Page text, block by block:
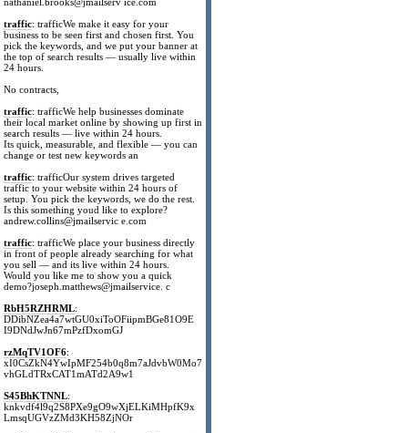
traffic: trafficWe make it easy for your
business to be seen first and chosen first. You
pick the keywords, and we put your banner at
the top of search results — usually live within
24 hours.
No contracts,
traffic: trafficWe help businesses dominate
their local market online by showing up first in
search results — live within 24 hours.
Its quick, measurable, and flexible — you can
change or test new keywords an
traffic: trafficOur system drives targeted
traffic to your website within 24 hours of
setup. You pick the keywords, we do the rest.
Is this something youd like to explore?
andrew.collins@jmailservic e.com
traffic: trafficWe place your business directly
in front of people already searching for what
you sell — and its live within 24 hours.
Would you like me to show you a quick
demo?joseph.matthews@jmailservice. c
RbH5RZHRML:
DDibNZea4a7wtGU0xiToOFiipmBGe81O9E
I9DNdJwJn67mPzfDxomGJ
rzMqTV1OF6:
xI0CsZkN4YwIpMF254b0q8m7aJdvbW0Mo7
vhGLdTRxCAT1mATd2A9w1
S45BhKTNNL:
knkvdf4l9q2S8PXe9gO9wXjELKiMHpfK9x
LmsqUGVzZMd3KH58ZjNOr